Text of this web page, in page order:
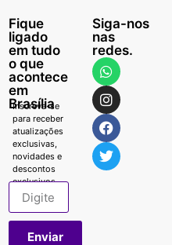
Fique
ligado
em tudo
o que
acontece
em
Brasília
Inscreva-se
para receber
atualizações
exclusivas,
novidades e
descontos
exclusivos.
Enviar
Siga-nos
nas
redes.